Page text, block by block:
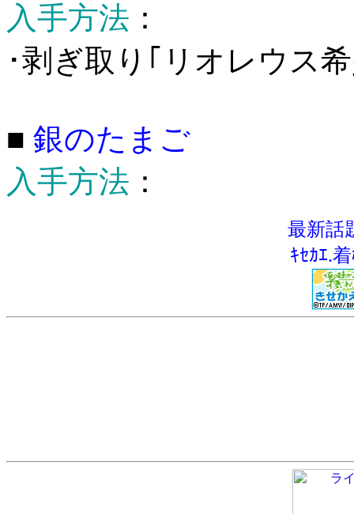
入手方法 ：
･剥ぎ取り｢リオレウス
■ 銀のたまご
入手方法 ：
最新話
ｷｾｶｴ.